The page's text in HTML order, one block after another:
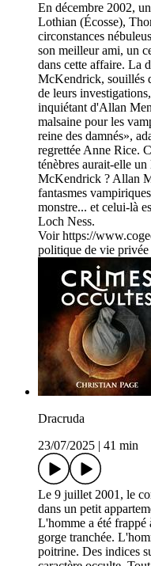
En décembre 2002,
Lothian (Écosse),
circonstances
son meilleur ami, un
dans cette affaire. La
McKendrick, souillés
de leurs
inquiétant d'Allan
malsaine pour les
reine des damnés»,
regrettée Anne Rice.
ténèbres aurait-elle
McKendrick ? Allan
fantasmes
monstre... et celui-là
Loch Ness.
Voir https://
politique de vie privée
Dracruda
23/07/2025
41 min
Le 9 juillet 2001, le
dans un petit
L'homme a été frappé
gorge tranchée.
poitrine. Des indices